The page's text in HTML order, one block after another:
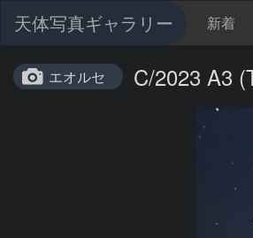
天体写真ギャラリー 新着
エオルセ C/2023 A3